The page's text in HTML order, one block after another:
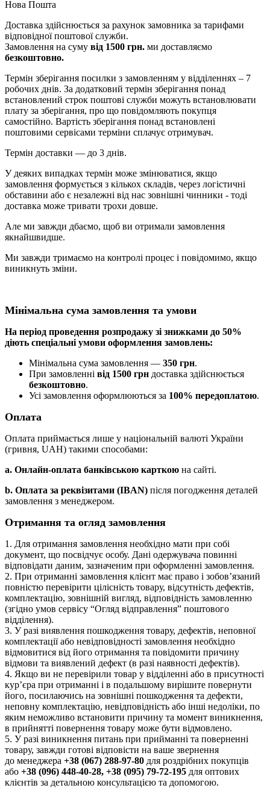
Нова Пошта
Доставка здійснюється за рахунок замовника за тарифами
відповідної поштової служби.
Замовлення на суму від 1500 грн. ми доставляємо
безкоштовно.
Термін зберігання посилки з замовленням у відділеннях – 7
робочих днів. За додатковий термін зберігання понад
встановлений строк поштові служби можуть встановлювати
плату за зберігання, про що повідомляють покупця
самостійно. Вартість зберігання понад вcтановлені
поштовими сервісами терміни сплачує отримувач.
Термін доставки — до 3 днів.
У деяких випадках термін може змінюватися, якщо
замовлення формується з кількох складів, через логістичні
обставини або є незалежні від нас зовнішні чинники - тоді
доставка може тривати трохи довше.
Але ми завжди дбаємо, щоб ви отримали замовлення
якнайшвидше.
Ми завжди тримаємо на контролі процес і повідомимо, якщо
виникнуть зміни.
Мінімальна сума замовлення та умови
На період проведення розпродажу зі знижками до 50%
діють спеціальні умови оформлення замовлень:
Мінімальна сума замовлення — 350 грн.
При замовленні від 1500 грн доставка здійснюється
безкоштовно.
Усі замовлення оформлюються за 100% передоплатою.
Оплата
Оплата приймається лише у національній валюті України
(гривня, UAH) такими способами:
a. Онлайн-оплата банківською карткою на сайті.
b. Оплата за реквізитами (IBAN) після погодження деталей
замовлення з менеджером.
Отримання та огляд замовлення
1. Для отримання замовлення необхідно мати при собі
документ, що посвідчує особу. Дані одержувача повинні
відповідати даним, зазначеним при оформленні замовлення.
2. При отриманні замовлення клієнт має право і зобов’язаний
повністю перевірити цілісність товару, відсутність дефектів,
комплектацію, зовнішній вигляд, відповідність замовленню
(згідно умов сервісу “Огляд відправлення” поштового
відділення).
3. У разі виявлення пошкодження товару, дефектів, неповної
комплектації або невідповідності замовлення необхідно
відмовитися від його отримання та повідомити причину
відмови та виявлений дефект (в разі наявності дефектів).
4. Якщо ви не перевірили товар у відділенні або в присутності
кур’єра при отриманні і в подальшому вирішите повернути
його, посилаючись на зовнішні пошкодження та дефекти,
неповну комплектацію, невідповідність або інші недоліки, по
яким неможливо встановити причину та момент виникнення,
в прийнятті повернення товару може бути відмовлено.
5. У разі виникнення питань при прийманні та поверненні
товару, завжди готові відповісти на ваше звернення
до менеджера +38 (067) 288-97-80 для роздрібних покупців
або +38 (096) 448-40-28, +38 (095) 79-72-195 для оптових
клієнтів за детальною консультацією та допомогою.